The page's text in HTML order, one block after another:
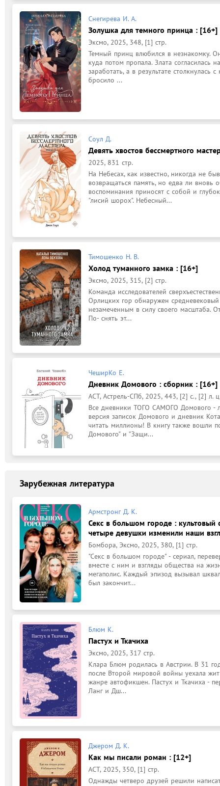
Снегирева И. А.
Золушка для темного принца : [16+]
Эксмо, 2025, 348, [1] стр.
Темный принц влюбился в незнакомку.
куда потом пропала. Злата согласилась
заработать, а в результате
бросило ...
Соул Д.
Девять хвостов бессмертного
2025, 831 стр.
На Небесах, как известно, никогда не
возвращаться память, но едва ли вновь
воспоминания приносят с собой и
"лисий шорох". Небесный...
Тимошенко Н. В.
Холод туманного замка : [16+]
Эксмо, 2025, 315, [2] стр.
Команда исследователей
Орлицких гор обнаружен
незамеченным в силу своего масштаба.
По- снять эт...
ЧеширКо Е.
Дневник Домового : сборник : [16+]
АСТ, Астрель-СПб, 2025, 443, [2] с., [2] л.
Все дневники ТОГО САМОГО Домового -
версия записок Домового и дневник
читать миллионы! В книгу также вошли
Домового" и "Защи...
Зарубежная литература
Армстронг Д. К.
Секс в большом городе :
четыре девушки изменили наши
Бомбора, Эксмо, 2025, 380, [1] стр.
"Секс в большом городе" - сериал,
вместе с ним и взгляды общества на
мегаполис. Каждый эпизод вызывал
был закончит...
Блюм К.
Пастух и Ткачиха
Эксмо, 2025, 317 стр.
Клара Блюм родилась в Австрии. В 31
после Второй мировой войны уехала
жанре автофикшен. Пастух и Ткачиха -
Ланг и Дш...
Джером Д. К.
Как мы писали роман : [12+]
АСТ, 2025, 350, [1] стр.
Однажды четверо друзей решили